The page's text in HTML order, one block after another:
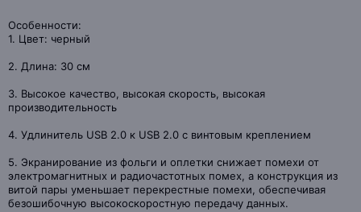
Особенности:
1. Цвет: черный
2. Длина: 30 см
3. Высокое качество, высокая скорость, высокая
производительность
4. Удлинитель USB 2.0 к USB 2.0 с винтовым креплением
5. Экранирование из фольги и оплетки снижает помехи от
электромагнитных и радиочастотных помех, а конструкция из
витой пары уменьшает перекрестные помехи, обеспечивая
безошибочную высокоскоростную передачу данных.